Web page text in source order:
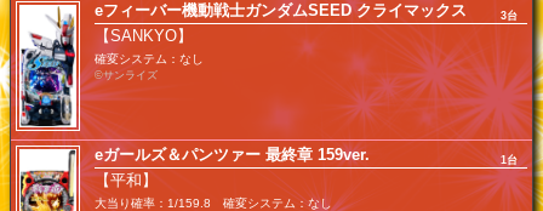
3台
eフィーバー機動戦士ガンダムSEED クライマックス
【SANKYO】
確変システム：なし
©サンライズ
1台
eガールズ＆パンツァー 最終章 159ver.
【平和】
大当り確率：1/159.8 確変システム：なし